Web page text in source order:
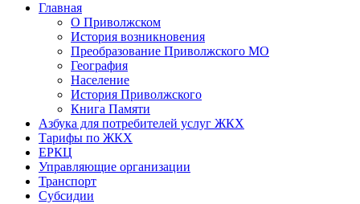
Главная
О Приволжском
История возникновения
Преобразование Приволжского МО
География
Население
История Приволжского
Книга Памяти
Азбука для потребителей услуг ЖКХ
Тарифы по ЖКХ
ЕРКЦ
Управляющие организации
Транспорт
Субсидии